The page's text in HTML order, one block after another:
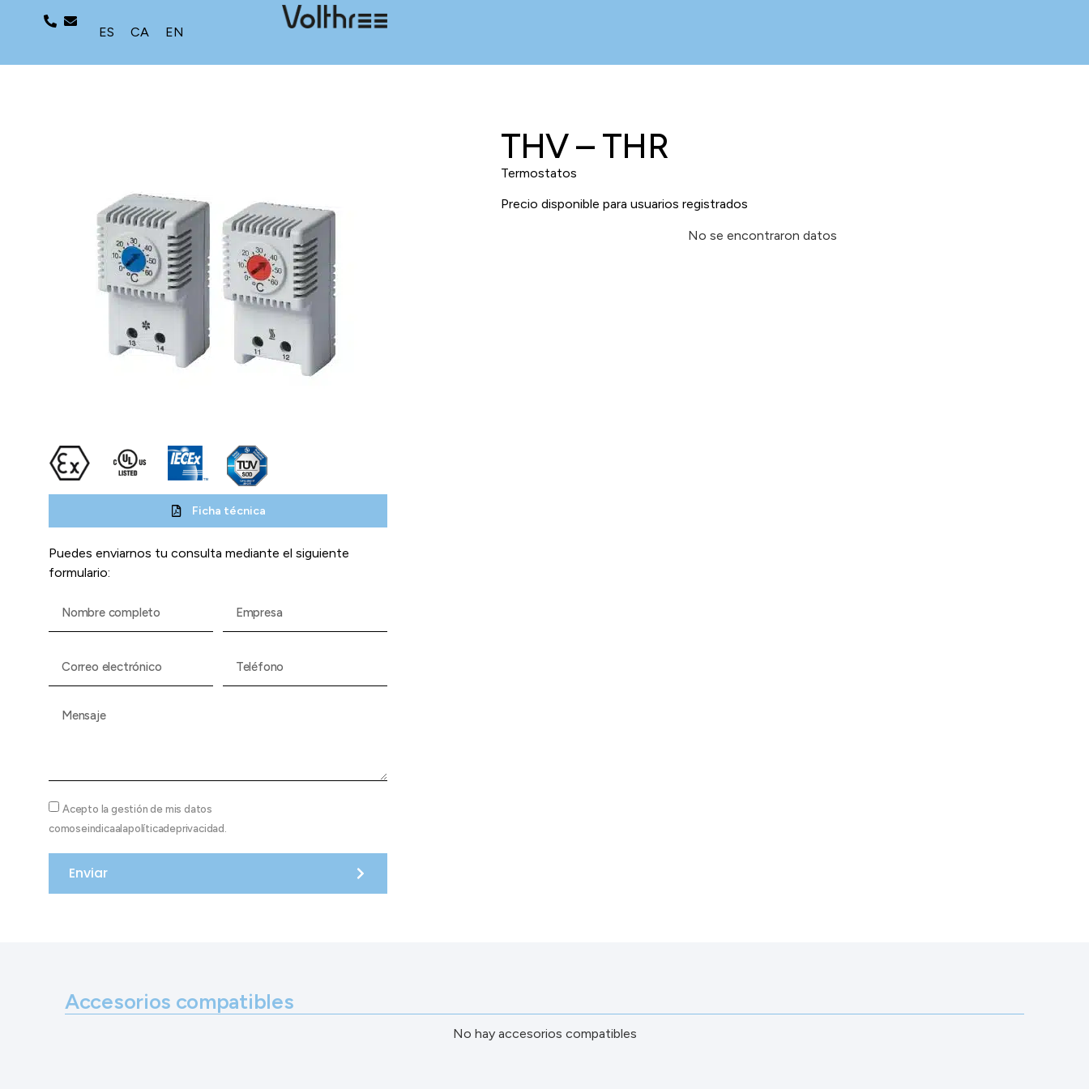
ES CA EN
Ficha técnica
Puedes enviarnos tu consulta mediante el siguiente
formulario:
Acepto la gestión de mis datos
comoseindicaalapolíticadeprivacidad.
Enviar
THV – THR
Termostatos
Precio disponible para usuarios registrados
No se encontraron datos
Accesorios compatibles
No hay accesorios compatibles